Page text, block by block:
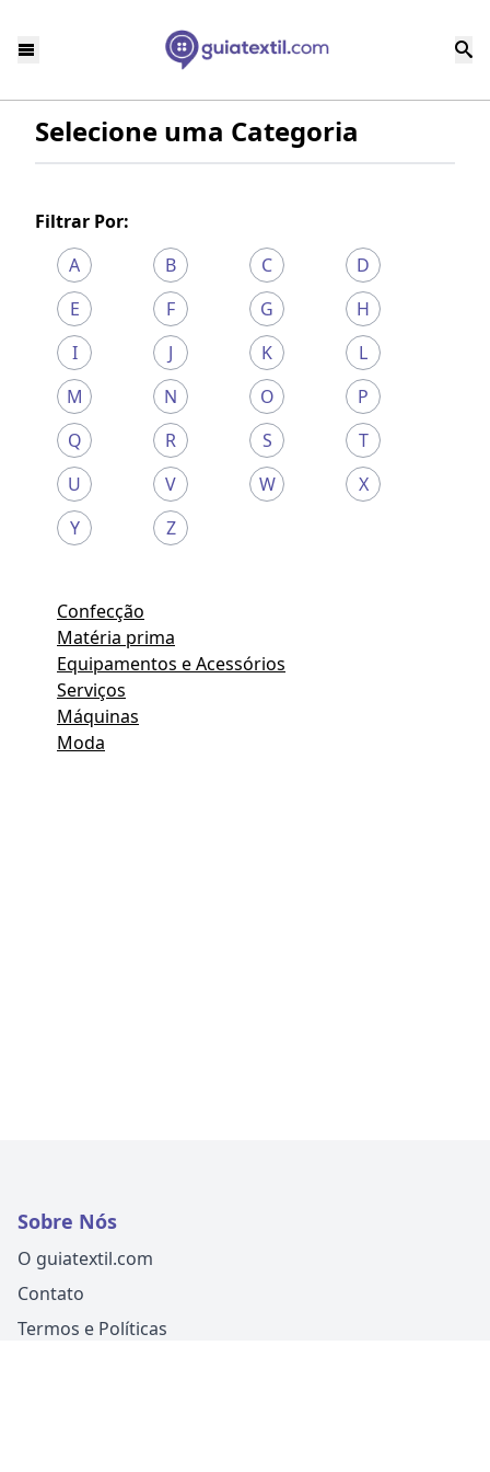
Selecione uma Categoria
Filtrar Por:
A
B C
D
E
F G
H
I
J K
L
M
N O
P
Q
R S
T
U
V W
X
Y
Z
Confecção
Matéria prima
Equipamentos e Acessórios
Serviços
Máquinas
Moda
Sobre Nós
O guiatextil.com
Contato
Termos e Políticas